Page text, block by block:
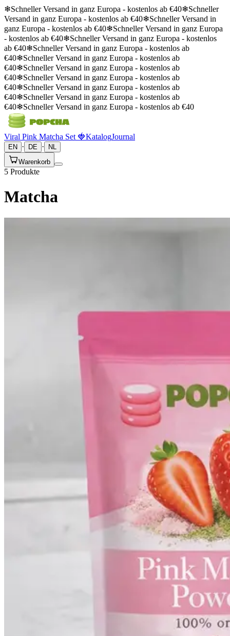
❄Schneller Versand in ganz Europa - kostenlos ab €40❄Schneller
Versand in ganz Europa - kostenlos ab €40❄Schneller Versand in
ganz Europa - kostenlos ab €40❄Schneller Versand in ganz Europa
- kostenlos ab €40❄Schneller Versand in ganz Europa - kostenlos
ab €40❄Schneller Versand in ganz Europa - kostenlos ab
€40❄Schneller Versand in ganz Europa - kostenlos ab
€40❄Schneller Versand in ganz Europa - kostenlos ab
€40❄Schneller Versand in ganz Europa - kostenlos ab
€40❄Schneller Versand in ganz Europa - kostenlos ab
€40❄Schneller Versand in ganz Europa - kostenlos ab
€40❄Schneller Versand in ganz Europa - kostenlos ab €40
Viral Pink Matcha Set 🍓KatalogJournal
EN · DE ·
NL
Warenkorb
5 Produkte
Matcha